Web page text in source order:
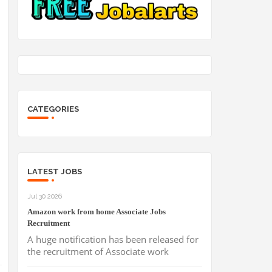
CATEGORIES
LATEST JOBS
Jul 30 2026
Amazon work from home Associate Jobs
Recruitment
A huge notification has been released for
the recruitment of Associate work